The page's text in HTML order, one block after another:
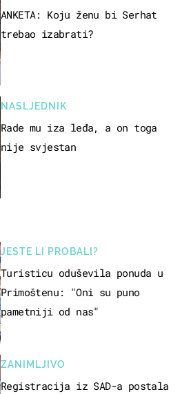
JESTE LI PROBALI?
Turisticu oduševila ponuda u
Primoštenu: "Oni su puno
pametniji od nas"
ZANIMLJIVO
Registracija iz SAD-a postala
ANKETA: Koju ženu bi Serhat
trebao izabrati?
NASLJEDNIK
Rade mu iza leđa, a on toga
nije svjestan